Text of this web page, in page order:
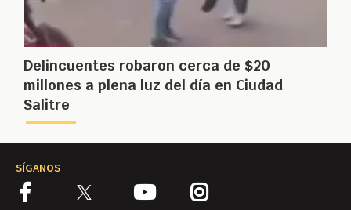
Delincuentes robaron cerca de $20
millones a plena luz del día en Ciudad
Salitre
SÍGANOS